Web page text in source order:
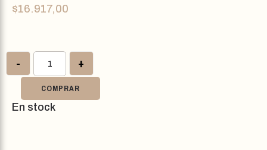
$16.917,00
- +
COMPRAR
En stock